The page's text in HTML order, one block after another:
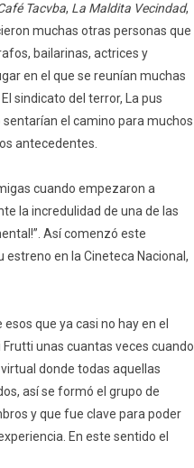
Tacvba, La Maldita Vecindad,
muchas otras personas que
bailarinas, actrices y
en el que se reunían muchas
sindicato del terror, La pus
sentarían el camino para muchos
antecedentes.
cuando empezaron a
la incredulidad de una de las
Así comenzó este
en la Cineteca Nacional,
que ya casi no hay en el
unas cuantas veces cuando
donde todas aquellas
así se formó el grupo de
y que fue clave para poder
En este sentido el